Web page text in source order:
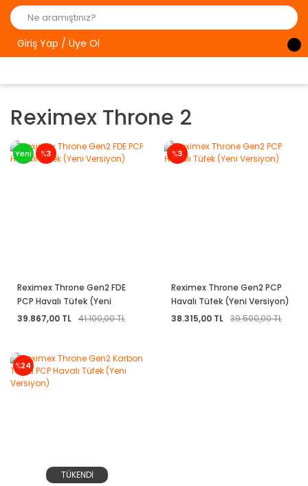
Giriş Yap / Üye Ol
Reximex Throne 2
%3
Yeni
Reximex Throne Gen2 FDE
PCP Havalı Tüfek (Yeni
Versiyon)
39.867,00 TL 41.100,00 TL
%3
Reximex Throne Gen2 PCP
Havalı Tüfek (Yeni Versiyon)
38.315,00 TL 39.500,00 TL
%24
TÜKENDİ